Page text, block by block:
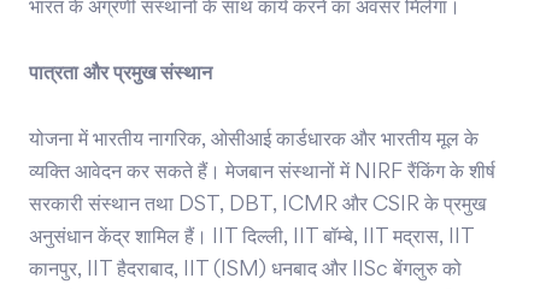
भारत के अग्रणी संस्थानों के साथ कार्य करने का अवसर मिलेगा।
पात्रता और प्रमुख संस्थान
योजना में भारतीय नागरिक, ओसीआई कार्डधारक और भारतीय मूल के
व्यक्ति आवेदन कर सकते हैं। मेजबान संस्थानों में NIRF रैंकिंग के शीर्ष
सरकारी संस्थान तथा DST, DBT, ICMR और CSIR के प्रमुख
अनुसंधान केंद्र शामिल हैं। IIT दिल्ली, IIT बॉम्बे, IIT मद्रास, IIT
कानपुर, IIT हैदराबाद, IIT (ISM) धनबाद और IISc बेंगलुरु को